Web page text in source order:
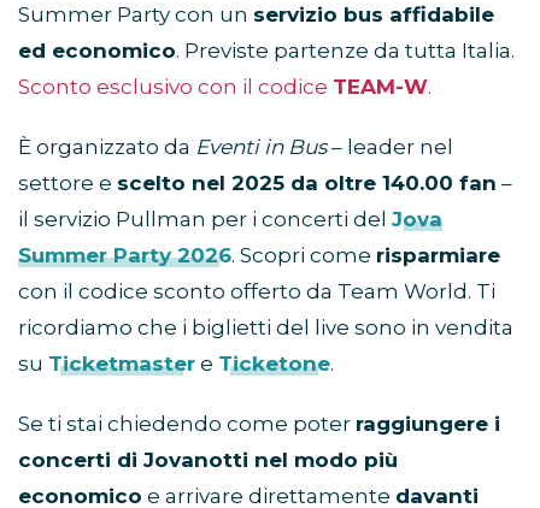
Summer Party con un servizio bus affidabile
ed economico. Previste partenze da tutta Italia.
Sconto esclusivo con il codice TEAM-W.
È organizzato da Eventi in Bus– leader nel
settore e scelto nel 2025 da oltre 140.00 fan –
il servizio Pullman per i concerti del Jova
Summer Party 2026. Scopri come risparmiare
con il codice sconto offerto da Team World. Ti
ricordiamo che i biglietti del live sono in vendita
su Ticketmaster e Ticketone.
Se ti stai chiedendo come poter raggiungere i
concerti di Jovanotti nel modo più
economico e arrivare direttamente davanti